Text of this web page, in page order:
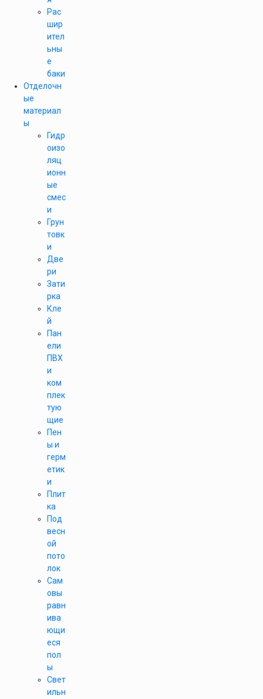
Рас
шир
ител
ьны
е
баки
Отделочн
ые
материал
ы
Гидр
оизо
ляц
ионн
ые
смес
и
Грун
товк
и
Две
ри
Зати
рка
Кле
й
Пан
ели
ПВХ
и
ком
плек
тую
щие
Пен
ы и
герм
етик
и
Плит
ка
Под
весн
ой
пото
лок
Сам
овы
равн
ива
ющи
еся
пол
ы
Свет
ильн